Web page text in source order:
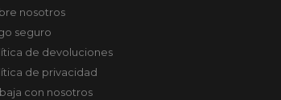
nosotros
seguro
de devoluciones
de privacidad
con nosotros